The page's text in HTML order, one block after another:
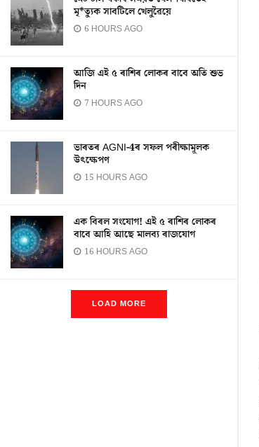
মৃ*ত্যুক সাবটিলে খেলুৱৈয়ে
6 HOURS AGO
আজি এই ৫ ৰাশিৰ লোকৰ বাবে অতি শুভ
দিন
7 HOURS AGO
ভাৰতৰ AGNI-4ৰ সফল পৰীক্ষামূলক
উৎক্ষেপণ
15 HOURS AGO
এক বিৰল সংযোগ! এই ৫ ৰাশিৰ লোকৰ
বাবে আহি আছে মালব্য ৰাজযোগ
16 HOURS AGO
LOAD MORE